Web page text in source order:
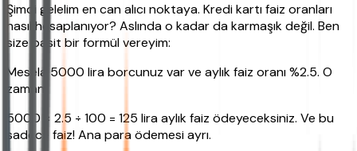
Şimdi gelelim en can alıcı noktaya. Kredi kartı faiz oranları
nasıl hesaplanıyor? Aslında o kadar da karmaşık değil. Ben
size basit bir formül vereyim:
Mesela 5000 lira borcunuz var ve aylık faiz oranı %2.5. O
zaman:
5000 × 2.5 ÷ 100 = 125 lira aylık faiz ödeyeceksiniz. Ve bu
sadece faiz! Ana para ödemesi ayrı.